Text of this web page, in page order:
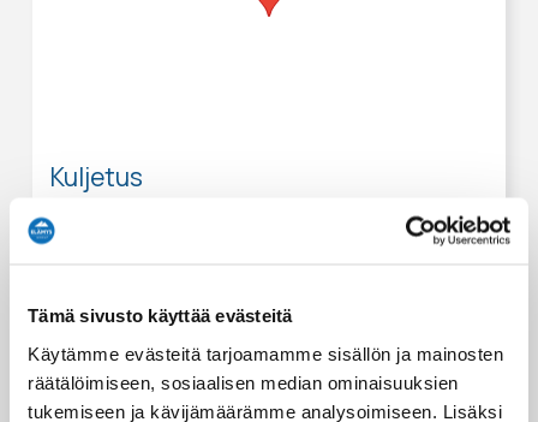
Tämä sivusto käyttää evästeitä
Käytämme evästeitä tarjoamamme sisällön ja mainosten
räätälöimiseen, sosiaalisen median ominaisuuksien
tukemiseen ja kävijämäärämme analysoimiseen. Lisäksi
Kuljetus
seuraaviin paikkoihin:
Oivangin Lomakartano pick up point at 19.25
Ruka Village SkiBus stop at 19.15
Rukan Salonki pick up point 19.05